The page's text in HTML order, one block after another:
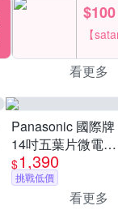
$100
【
一件
看更多
Panasonic 國際牌
14吋五葉片微電腦
DC直流電風扇F-
S14KM [限時優惠]
$1,390
挑戰低價
看更多